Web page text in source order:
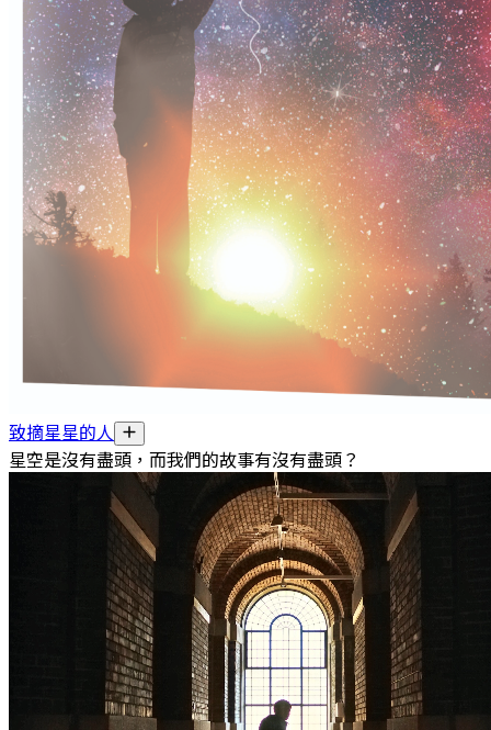
致摘星星的人
星空是沒有盡頭，而我們的故事有沒有盡頭？